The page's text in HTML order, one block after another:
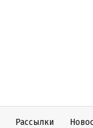
Рассылки